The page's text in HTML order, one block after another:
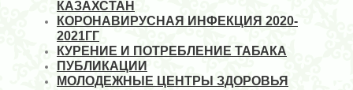
КАЗАХСТАН
КОРОНАВИРУСНАЯ ИНФЕКЦИЯ 2020-
2021ГГ
КУРЕНИЕ И ПОТРЕБЛЕНИЕ ТАБАКА
ПУБЛИКАЦИИ
МОЛОДЕЖНЫЕ ЦЕНТРЫ ЗДОРОВЬЯ